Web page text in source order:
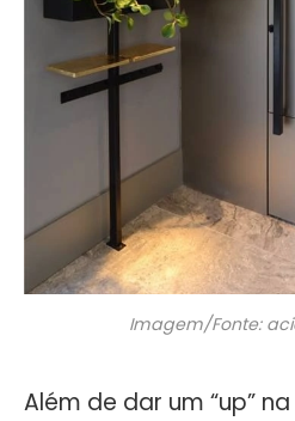
Imagem/Fonte:
Além de dar um “up”